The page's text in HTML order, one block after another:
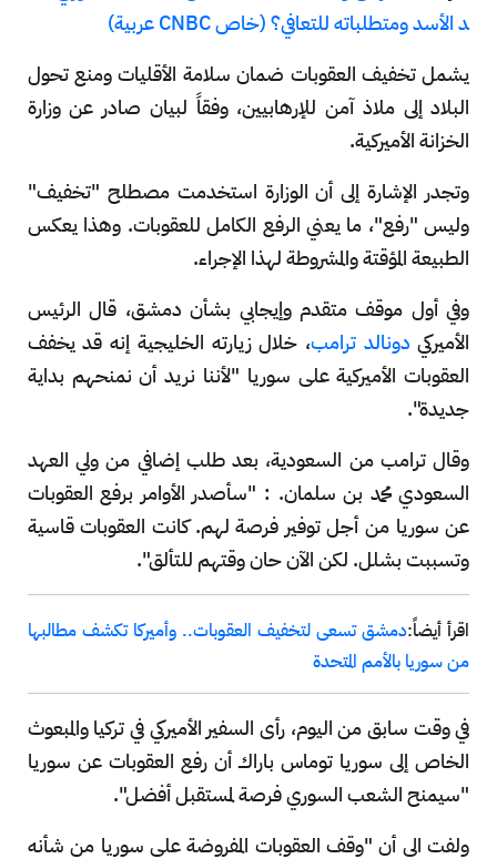
د الأسد ومتطلباته للتعافي؟ (خاص CNBC عربية)
يشمل تخفيف العقوبات ضمان سلامة الأقليات ومنع تحول
البلاد إلى ملاذ آمن للإرهابيين، وفقاً لبيان صادر عن وزارة
الخزانة الأميركية.
وتجدر الإشارة إلى أن الوزارة استخدمت مصطلح "تخفيف"
وليس "رفع"، ما يعني الرفع الكامل للعقوبات. وهذا يعكس
الطبيعة المؤقتة والمشروطة لهذا الإجراء.
وفي أول موقف متقدم وإيجابي بشأن دمشق، قال الرئيس
الأميركي دونالد ترامب، خلال زيارته الخليجية إنه قد يخفف
العقوبات الأميركية على سوريا "لأننا نريد أن نمنحهم بداية
جديدة".
وقال ترامب من السعودية، بعد طلب إضافي من ولي العهد
السعودي محمد بن سلمان. : "سأصدر الأوامر برفع العقوبات
عن سوريا من أجل توفير فرصة لهم. كانت العقوبات قاسية
وتسببت بشلل. لكن الآن حان وقتهم للتألق".
اقرأ أيضاً:دمشق تسعى لتخفيف العقوبات.. وأميركا تكشف مطالبها
من سوريا بالأمم المتحدة
في وقت سابق من اليوم، رأى السفير الأميركي في تركيا والمبعوث
الخاص إلى سوريا توماس باراك أن رفع العقوبات عن سوريا
"سيمنح الشعب السوري فرصة لمستقبل أفضل".
ولفت الى أن "وقف العقوبات المفروضة على سوريا من شأنه